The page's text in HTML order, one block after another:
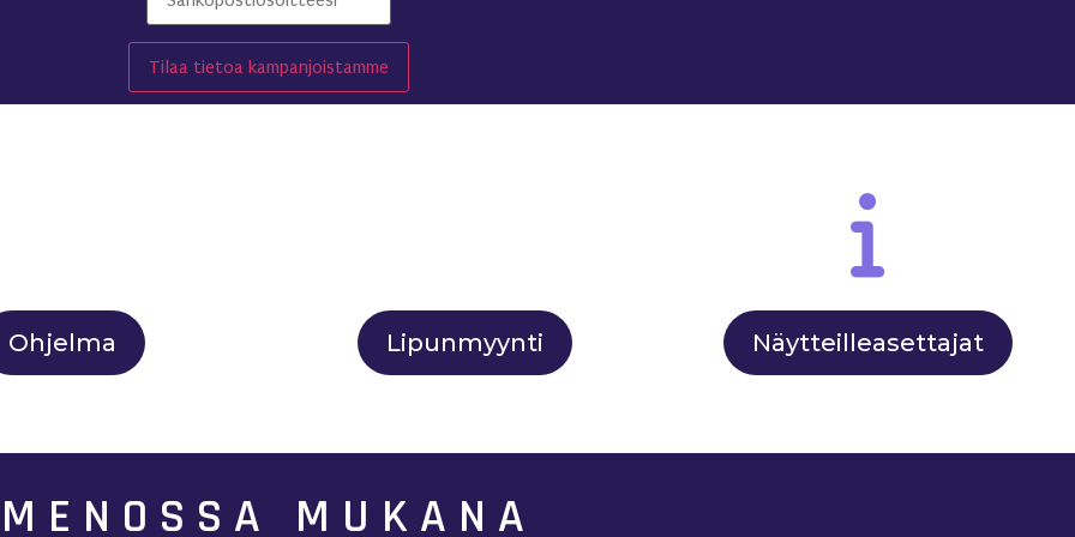
Ohjelma Lipunmyynti Näytteilleasettajat
MENOSSA MUKANA